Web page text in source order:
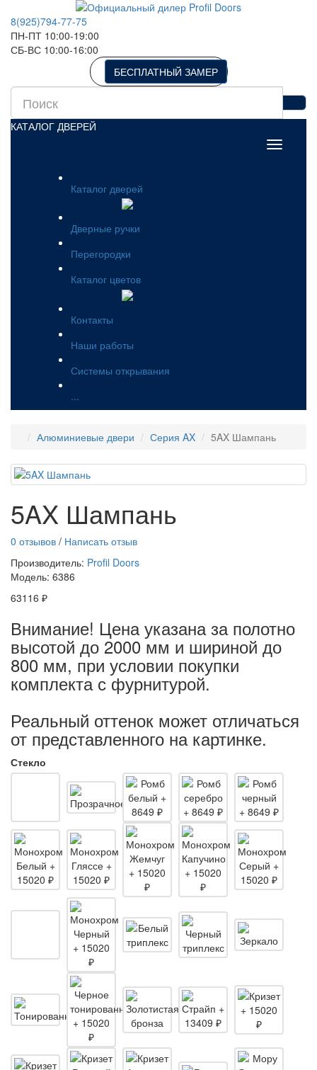
8(925)794-77-75
ПН-ПТ 10:00-19:00
СБ-ВС 10:00-16:00
БЕСПЛАТНЫЙ ЗАМЕР
КАТАЛОГ ДВЕРЕЙ
Каталог дверей
Дверные ручки
Перегородки
Каталог цветов
Контакты
Наши работы
Системы открывания
...
Алюминиевые двери Серия AX 5AX Шампань
5AX Шампань
0 отзывов / Написать отзыв
Производитель: Profil Doors
Модель: 6386
63116 ₽
Внимание! Цена указана за полотно
высотой до 2000 мм и шириной до
800 мм, при условии покупки
комплекта с фурнитурой.
Реальный оттенок может отличаться
от представленного на картинке.
Стекло